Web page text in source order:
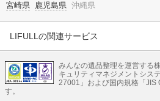
宮崎県 鹿児島県 沖縄県
LIFULLの関連サービス
不動産・住宅
引越し 老人ホーム 地方
不動産クラウドファンディング 遺品整理
みんなの遺品整理を運営する
キュリティマネジメントシス
27001」および国内規格「JIS
す。